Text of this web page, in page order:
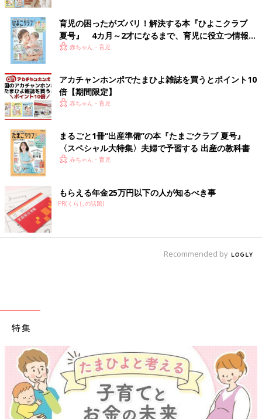
＜「班長だから…！」と頑張る息子くんをよそに、ハムスターが
脱走！＞
育児の困ったがズバリ！解決する本『ひよこクラブ
夏号』 4カ月～2才になるまで、育児に役立つ情報が
いっぱい！
赤ちゃん・育児
アカチャンホンポでたまひよ雑誌を買うとポイント10
倍【期間限定】
赤ちゃん・育児
まるごと1冊“出産準備”の本『たまごクラブ 夏号』
〈スペシャル大特集〉夫婦で予習する 出産の教科書
赤ちゃん・育児
もらえる年金25万円以下の人が知るべき事
PR(くらしの話題)
Recommended by
特集